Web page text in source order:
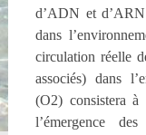
d’ADN et d’ARN
dans
circulation réelle
associés) dans
(O2) consistera à
l’émergence